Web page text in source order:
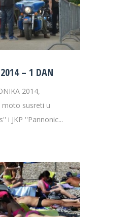
– 1 DAN
2014,
moto susreti u
i JKP ''Pannonic...